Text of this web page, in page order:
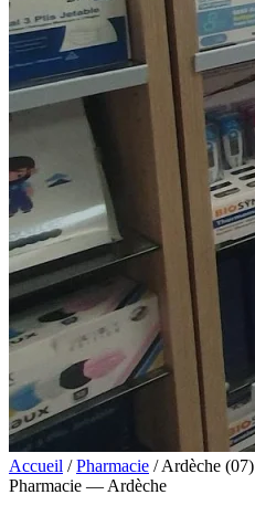
Accueil / Pharmacie / Ardèche (07)
Pharmacie — Ardèche